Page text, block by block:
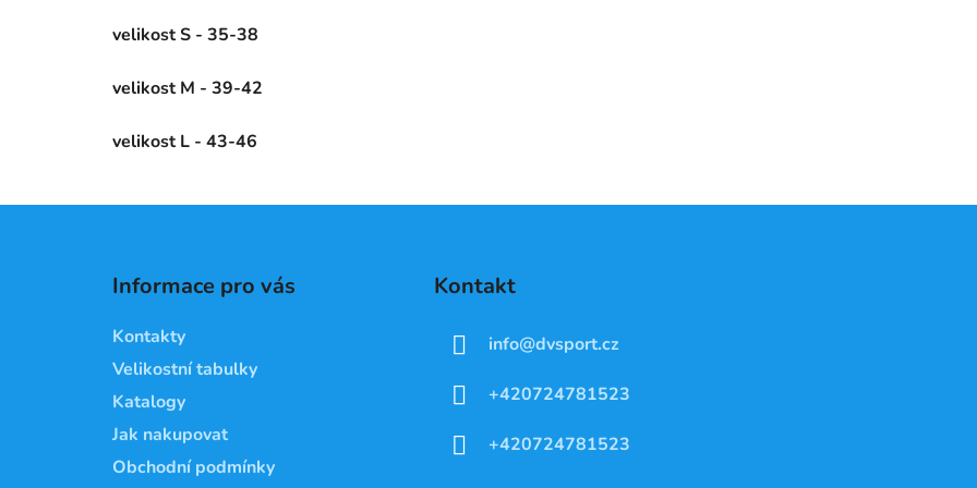
velikost S - 35-38
velikost M - 39-42
velikost L - 43-46
Informace pro vás
Kontakty
Velikostní tabulky
Katalogy
Jak nakupovat
Obchodní podmínky
Kontakt
info@dvsport.cz
+420724781523
+420724781523